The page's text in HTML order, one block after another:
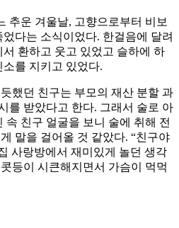
추운 겨울날, 고향으로부터 비보
다는 소식이었다. 한걸음에 달려
환하고 웃고 있었고 슬하에 하
를 지키고 있었다.
했던 친구는 부모의 재산 분할 과
를 받았다고 한다. 그래서 술로 아
속 친구 얼굴을 보니 술에 취해 전
말을 걸어올 것 같았다. “친구야
사랑방에서 재미있게 놀던 생각
등이 시큰해지면서 가슴이 먹먹